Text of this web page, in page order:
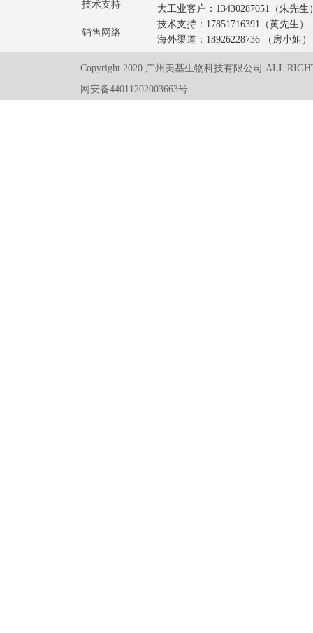
技术支持
销售网络
大工业客户：13430287051（朱先生
技术支持：17851716391（黄先生）
海外渠道：18926228736 （房小姐）
Copyright 2020 广州美基生物科技有限公司 ALL
网安备44011202003663号